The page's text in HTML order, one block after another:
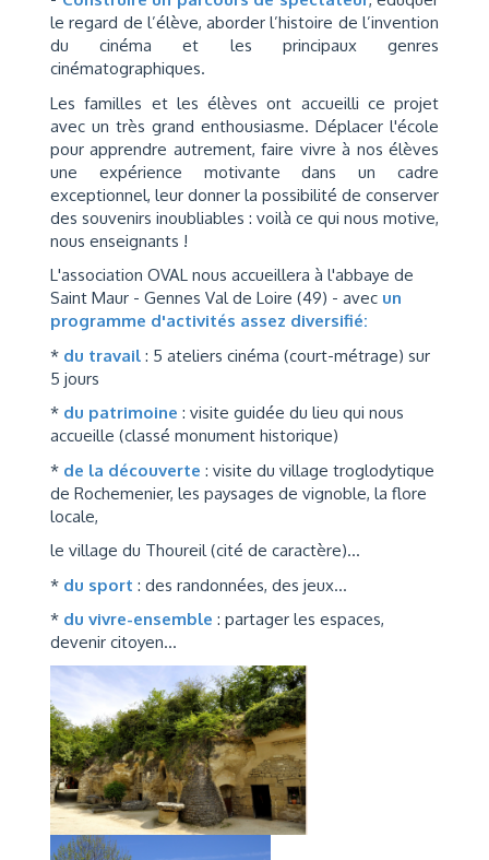
le regard de l’élève, aborder l’histoire de l’invention
du cinéma et les principaux genres
cinématographiques.
Les familles et les élèves ont accueilli ce projet
avec un très grand enthousiasme. Déplacer l'école
pour apprendre autrement, faire vivre à nos élèves
une expérience motivante dans un cadre
exceptionnel, leur donner la possibilité de conserver
des souvenirs inoubliables : voilà ce qui nous motive,
nous enseignants !
L'association OVAL nous accueillera à l'abbaye de
Saint Maur - Gennes Val de Loire (49) - avec un
programme d'activités assez diversifié:
* du travail : 5 ateliers cinéma (court-métrage) sur
5 jours
* du patrimoine : visite guidée du lieu qui nous
accueille (classé monument historique)
* de la découverte : visite du village troglodytique
de Rochemenier, les paysages de vignoble, la flore
locale,
le village du Thoureil (cité de caractère)...
* du sport : des randonnées, des jeux...
* du vivre-ensemble : partager les espaces,
devenir citoyen...